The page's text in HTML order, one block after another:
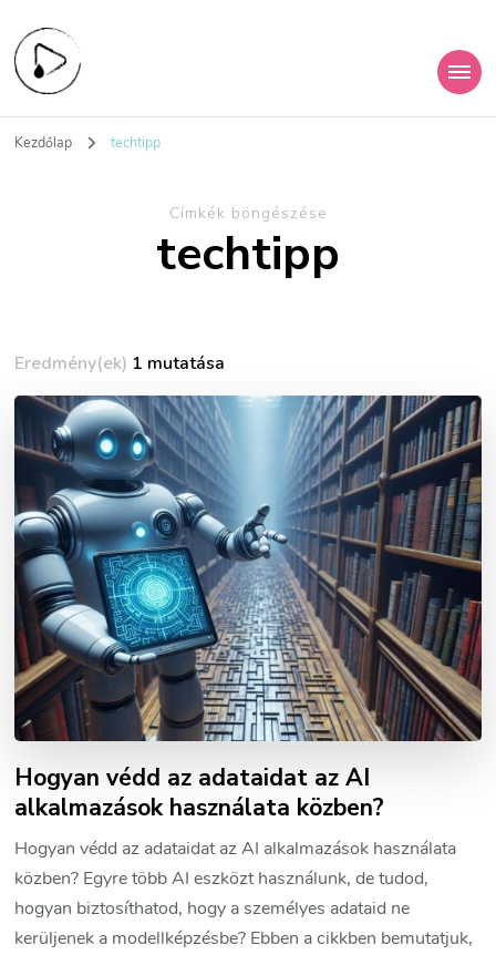
KiberHigiénia
Egyesület
Kezdőlap techtipp
Címkék böngészése
techtipp
Eredmény(ek) 1 mutatása
Hogyan védd az adataidat az AI
alkalmazások használata közben?
Hogyan védd az adataidat az AI alkalmazások használata
közben? Egyre több AI eszközt használunk, de tudod,
hogyan biztosíthatod, hogy a személyes adataid ne
kerüljenek a modellképzésbe? Ebben a cikkben bemutatjuk,